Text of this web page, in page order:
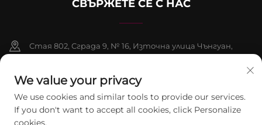
СВЪРЖЕТЕ СЕ С НАС
Стая 802, Сграда 9, № 16, Източна улица Чънгуан,
+86-13911459627
[email protected]
We value your privacy
We use cookies and similar tools to provide our services.
If you don't want to accept all cookies, click Personalize
cookies.